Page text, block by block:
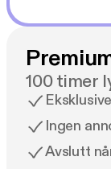
100 timer
Ingen
Avslutt